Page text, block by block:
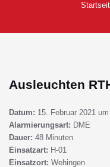
Ausleuchten
Datum: 15. Februar 2021
Alarmierungsart: DME
Dauer: 48 Minuten
Einsatzart: H-01
Einsatzort: Wehingen